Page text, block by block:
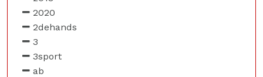
2020
2dehands
3
3sport
ab